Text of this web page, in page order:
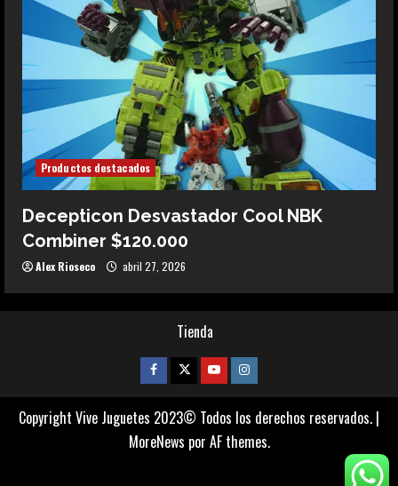
Productos destacados
Decepticon Desvastador Cool NBK
Combiner $120.000
Alex Rioseco abril 27, 2026
Tienda
Facebook
TwitterYoutubeInstagram
Copyright Vive Juguetes 2023© Todos los derechos reservados. |
MoreNews por AF themes.